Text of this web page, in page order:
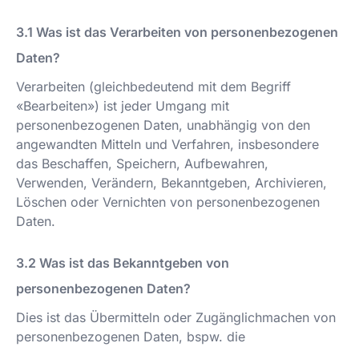
Was ist das Verarbeiten von personenbezogenen
Daten?
Verarbeiten (gleichbedeutend mit dem Begriff
«Bearbeiten») ist jeder Umgang mit
personenbezogenen Daten, unabhängig von den
angewandten Mitteln und Verfahren, insbesondere
das Beschaffen, Speichern, Aufbewahren,
Verwenden, Verändern, Bekanntgeben, Archivieren,
Löschen oder Vernichten von personenbezogenen
Daten.
Was ist das Bekanntgeben von
personenbezogenen Daten?
Dies ist das Übermitteln oder Zugänglichmachen von
personenbezogenen Daten, bspw. die